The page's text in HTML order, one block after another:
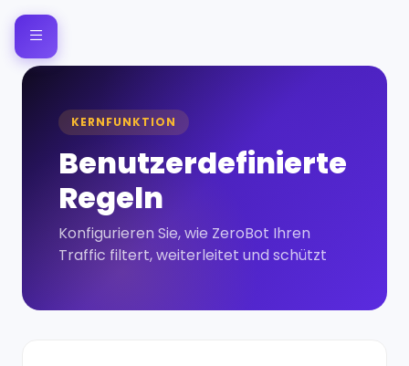
KERNFUNKTION
Benutzerdefinierte
Regeln
Konfigurieren Sie, wie ZeroBot Ihren
Traffic filtert, weiterleitet und schützt